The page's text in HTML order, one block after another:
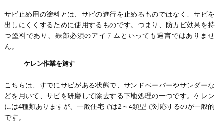
サビ止め用の塗料とは、サビの進行を止めるものではなく、サビを
出しにくくするために使用するものです。つまり、防カビ効果を持
つ塗料であり、鉄部必須のアイテムといっても過言ではありませ
ん。
ケレン作業を施す
こちらは、すでにサビがある状態で、サンドペーパーやサンダーな
どを用いて、サビを研磨して除去する下地処理の一つです。ケレン
には4種類ありますが、一般住宅では2～4類型で対応するのが一般的
です。